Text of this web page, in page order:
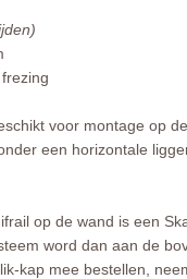
voor montage op
een horizontale
op de wand is een
word dan aan de
kap mee bestellen,